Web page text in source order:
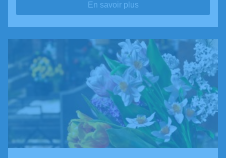
En savoir plus